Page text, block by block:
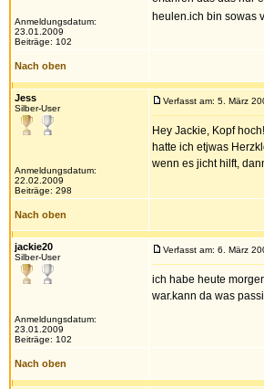
Anmeldungsdatum:
23.01.2009
Beiträge: 102
heulen.ich bin sowas
Nach oben
Jess
Silber-User
Anmeldungsdatum:
22.02.2009
Beiträge: 298
Verfasst am: 5. März
Hey Jackie, Kopf
hatte ich etjwas
wenn es jicht hilft,
Nach oben
jackie20
Silber-User
Anmeldungsdatum:
23.01.2009
Beiträge: 102
Verfasst am: 6. März
ich habe heute
war.kann da was
Nach oben